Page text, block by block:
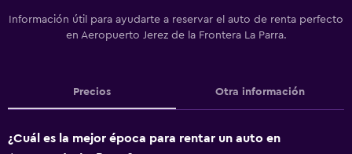
Información útil para ayudarte a reservar el auto de renta perfecto
en Aeropuerto Jerez de la Frontera La Parra.
Precios Otra información
¿Cuál es la mejor época para rentar un auto en